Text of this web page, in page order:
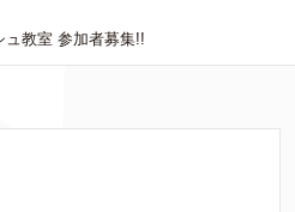
ュ教室 参加者募集!!